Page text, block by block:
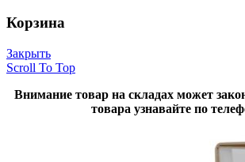
Корзина
Закрыть
Scroll To Top
Внимание товар на складах может
товара узнавайте по